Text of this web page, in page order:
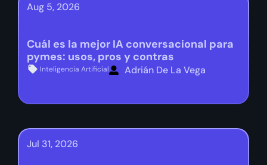
Aug 5, 2026
Cuál es la mejor IA conversacional para
pymes: usos, pros y contras
Inteligencia Artificial Adrián De La Vega
Jul 31, 2026